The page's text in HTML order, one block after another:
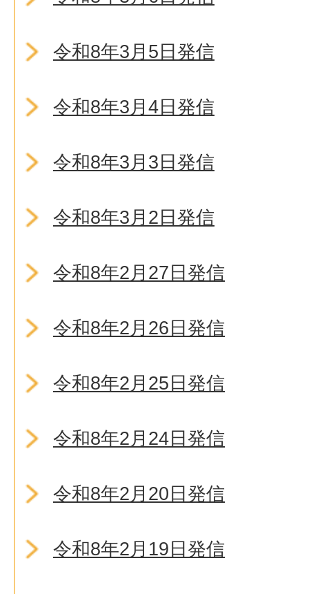
令和8年3月5日発信
令和8年3月4日発信
令和8年3月3日発信
令和8年3月2日発信
令和8年2月27日発信
令和8年2月26日発信
令和8年2月25日発信
令和8年2月24日発信
令和8年2月20日発信
令和8年2月19日発信